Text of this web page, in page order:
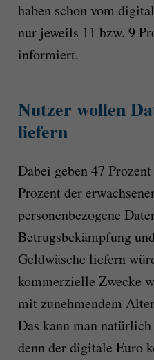
haben schon vom
nur jeweils 11 bzw. 9
informiert.
Nutzer wollen
liefern
Dabei geben 47
Prozent der
personenbezogene
Betrugsbekämpfung
Geldwäsche liefern
kommerzielle Zwecke
mit zunehmendem
Das kann man
denn der digitale Euro